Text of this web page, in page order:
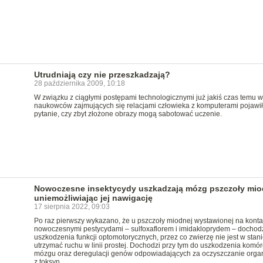
Utrudniają czy nie przeszkadzają?
28 października 2009, 10:18
W związku z ciągłymi postępami technologicznymi już jakiś czas temu
naukowców zajmujących się relacjami człowieka z komputerami
pytanie, czy zbyt złożone obrazy mogą sabotować uczenie.
Nowoczesne insektycydy uszkadzają mózg pszczoły
uniemożliwiając jej nawigację
17 sierpnia 2022, 09:03
Po raz pierwszy wykazano, że u pszczoły miodnej wystawionej na
nowoczesnymi pestycydami – sulfoxaflorem i imidakloprydem –
uszkodzenia funkcji optomotorycznych, przez co zwierzę nie jest w
utrzymać ruchu w linii prostej. Dochodzi przy tym do uszkodzenia
mózgu oraz deregulacji genów odpowiadających za oczyszczanie